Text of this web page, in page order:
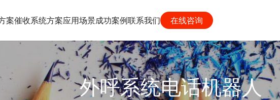
案催收系统方案应用场景成功案例联系我们 在线咨询
外呼系统电话机器人